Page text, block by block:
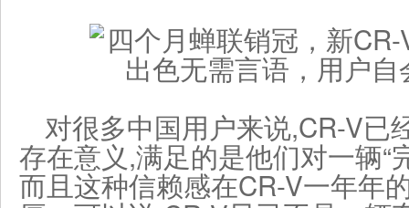
对很多中国用户来说,CR-V已
存在意义,满足的是他们对一辆“
而且这种信赖感在CR-V一年年